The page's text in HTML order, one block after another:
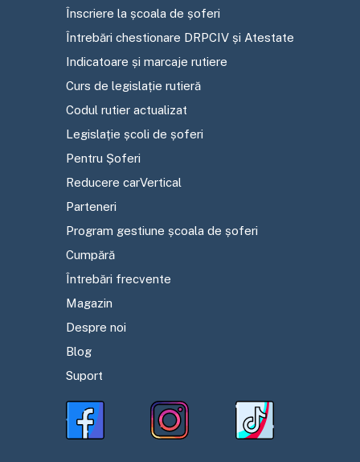
Înscriere la școala de șoferi
Întrebări chestionare DRPCIV și Atestate
Indicatoare și marcaje rutiere
Curs de legislație rutieră
Codul rutier actualizat
Legislație școli de șoferi
Pentru Șoferi
Reducere carVertical
Parteneri
Program gestiune școala de șoferi
Cumpără
Întrebări frecvente
Magazin
Despre noi
Blog
Suport